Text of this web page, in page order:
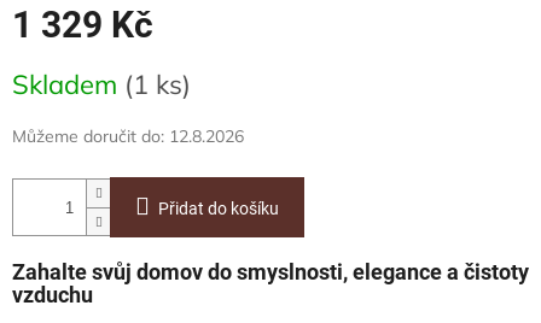
1 329 Kč
cena:
Skladem (1 ks)
Můžeme doručit do: 12.8.2026
Přidat do košíku
Zahalte svůj domov do smyslnosti, elegance a čistoty
vzduchu